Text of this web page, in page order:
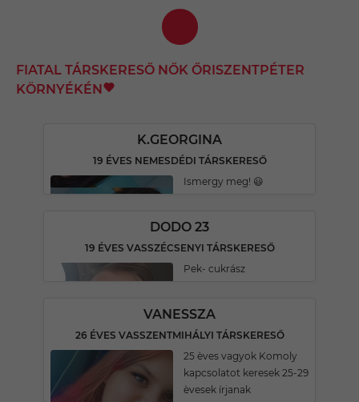
FIATAL TÁRSKERESŐ NŐK ŐRISZENTPÉTER
KÖRNYÉKÉN
K.GEORGINA
19 ÉVES NEMESDÉDI TÁRSKERESŐ
Ismergy meg! 😃
DODO 23
19 ÉVES VASSZÉCSENYI TÁRSKERESŐ
Pek- cukrász
VANESSZA
26 ÉVES VASSZENTMIHÁLYI TÁRSKERESŐ
25 èves vagyok Komoly
kapcsolatot keresek 25-29
èvesek írjanak